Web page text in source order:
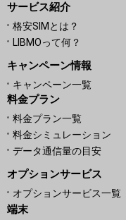
サービス紹介
格安SIMとは？
LIBMOって何？
キャンペーン情報
キャンペーン一覧
料金プラン
料金プラン一覧
料金シミュレーション
データ通信量の目安
オプションサービス
オプションサービス一覧
端末